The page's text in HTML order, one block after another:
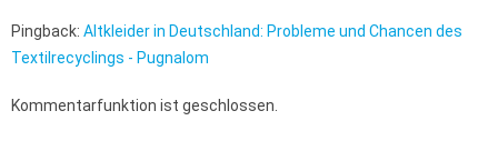
Pingback: Altkleider in Deutschland: Probleme und Chancen des
Textilrecyclings - Pugnalom
Kommentarfunktion ist geschlossen.